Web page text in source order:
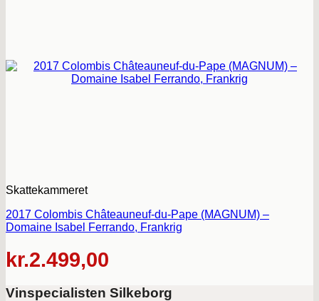
Skattekammeret
2017 Colombis Châteauneuf-du-Pape (MAGNUM) –
Domaine Isabel Ferrando, Frankrig
kr.2.499,00
Vinspecialisten Silkeborg